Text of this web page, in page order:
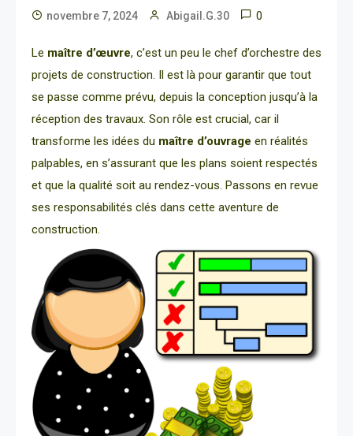
novembre 7, 2024 Abigail.G.30 0
Le maître d’œuvre, c’est un peu le chef d’orchestre des
projets de construction. Il est là pour garantir que tout
se passe comme prévu, depuis la conception jusqu’à la
réception des travaux. Son rôle est crucial, car il
transforme les idées du maître d’ouvrage en réalités
palpables, en s’assurant que les plans soient respectés
et que la qualité soit au rendez-vous. Passons en revue
ses responsabilités clés dans cette aventure de
construction.